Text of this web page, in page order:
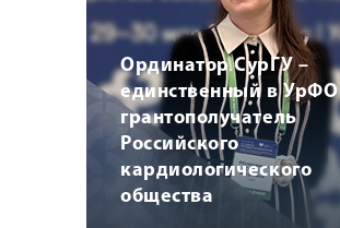
Ординатор СурГУ –
единственный в УрФО
грантополучатель
Российского
кардиологического
общества